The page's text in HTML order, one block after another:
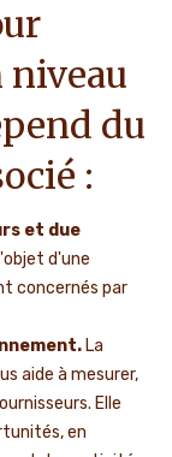
niveau
du
:
et due
d'une
concernés par
La
aide à mesurer,
Elle
en